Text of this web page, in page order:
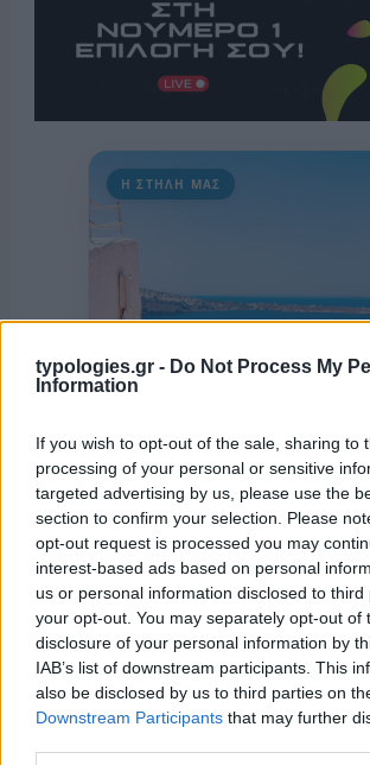
typologies.gr - Do Not Process My
Information
If you wish to opt-out of the sale, sharing to
processing of your personal or sensitive
targeted advertising by us, please use the
section to confirm your selection. Please
opt-out request is processed you may
interest-based ads based on personal
us or personal information disclosed to
your opt-out. You may separately opt-out of
disclosure of your personal information by
IAB’s list of downstream participants. This
also be disclosed by us to third parties on
Downstream Participants that may further
Η ΣΤΗΛΗ ΜΑΣ
της Ζωής μας
Οι άνθρωποι, οι αυθεντικές
το ελληνικό καλοκαίρι και
πολιτισμός που μας ενώνει